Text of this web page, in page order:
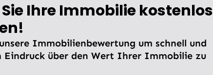
Ihre Immobilie kostenlos
Immobilienbewertung um schnell und
Eindruck über den Wert Ihrer Immobilie zu